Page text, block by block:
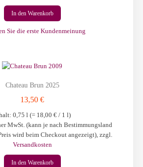
In den Warenkorb
Sie die erste Kundenmeinung
Chateau Brun 2025
13,50 €
0,75 l (= 18,00 € / 1 l)
MwSt. (kann je nach Bestimmungsland
wird beim Checkout angezeigt), zzgl.
Versandkosten
In den Warenkorb